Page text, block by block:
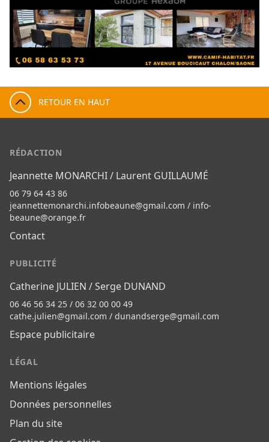
RETOUR EN HAUT
RÉDACTION
Jeannette MONARCHI / Laurent GUILLAUMÉ
06 79 64 43 86
jeannettemonarchi.infobeaune@gmail.com / info-
beaune@orange.fr
Contact
PUBLICITÉ
Catherine JULIEN / Serge DUNAND
06 46 56 34 25 / 06 32 00 00 49
cathe.julien@gmail.com / dunandserge@gmail.com
Espace publicitaire
LÉGAL
Mentions légales
Données personnelles
Plan du site